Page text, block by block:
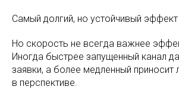
Самый долгий, но устойчивый эффект
Но скорость не всегда важнее
Иногда быстрее запущенный канал
заявки, а более медленный приносит
в перспективе.